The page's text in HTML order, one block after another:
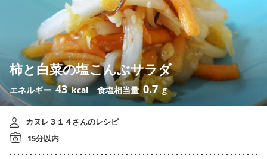
柿と白菜の塩こんぶサラダ
エネルギー 43 kcal 食塩相当量0.7 g
カヌレ３１４さんのレシピ
15分以内